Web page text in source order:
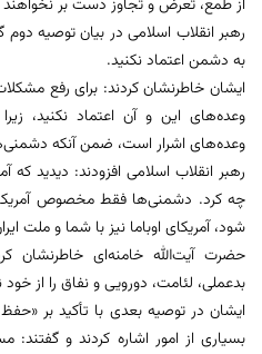
از طمع، تعرض و تجاوز دست بر
رهبر انقلاب اسلامی در بیان توصیه
به دشمن اعتماد نکنید.
ایشان خاطرنشان کردند: برای رفع
وعده‌های این و آن اعتماد نکنید،
وعده‌های اشرار است، ضمن آنکه دشمنی‌ها
رهبر انقلاب اسلامی افزودند: دیدید که
چه کرد. دشمنی‌ها فقط مخصوص
شود، آمریکای اوباما نیز با شما و ملت
حضرت آیت‌الله خامنه‌ای خاطرنشان
بدعملی، لئامت، دورویی و نفاق را از
ایشان در توصیه بعدی با تأکید بر
بسیاری از امور اشاره کردند و گفتند: